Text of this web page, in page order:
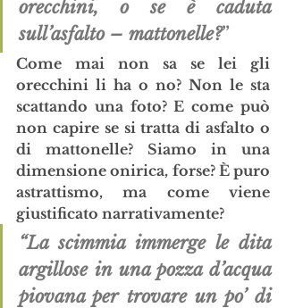
orecchini, o se è caduta
sull’asfalto – mattonelle?”
Come mai non sa se lei gli
orecchini li ha o no? Non le sta
scattando una foto? E come può
non capire se si tratta di asfalto o
di mattonelle? Siamo in una
dimensione onirica, forse? È puro
astrattismo, ma come viene
giustificato narrativamente?
“La scimmia immerge le dita
argillose in una pozza d’acqua
piovana per trovare un po’ di